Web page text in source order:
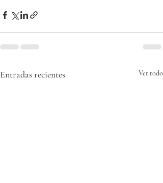
Entradas recientes Ver todo